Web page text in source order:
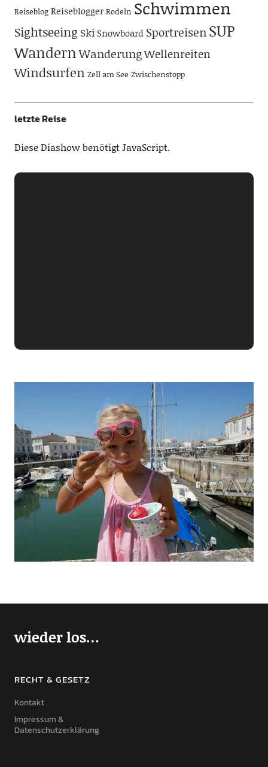
Reiseblog Reiseblogger Rodeln Schwimmen
Sightseeing SkiSnowboard SportreisenSUP
WandernWanderungWellenreiten
Windsurfen Zell am See Zwischenstopp
letzte Reise
Diese Diashow benötigt JavaScript.
wieder los…
RECHT & GESETZ
Kontakt
Impressum &
Datenschutzerklärung